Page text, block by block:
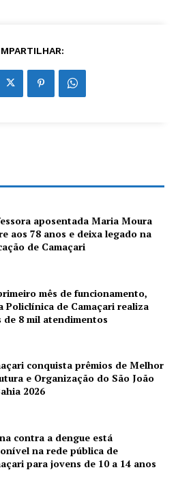
aposentada Maria Moura
aos 78 anos e deixa legado na
de Camaçari
mês de funcionamento,
Policlínica de Camaçari realiza
de 8 mil atendimentos
conquista prêmios de Melhor
e Organização do São João
2026
contra a dengue está
na rede pública de
para jovens de 10 a 14 anos